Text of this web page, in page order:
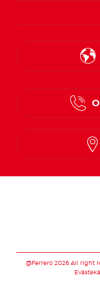
@Ferrero 2026 All right